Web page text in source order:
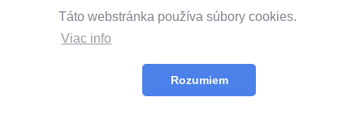
Táto webstránka používa súbory cookies.
Viac info
Rozumiem